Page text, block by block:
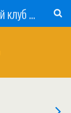
Калина Клуб - официальный клуб ЛАДА